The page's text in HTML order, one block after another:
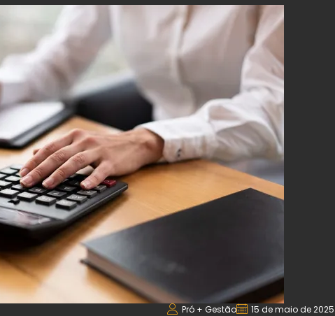
Pró + Gestão 15 de maio de 2025